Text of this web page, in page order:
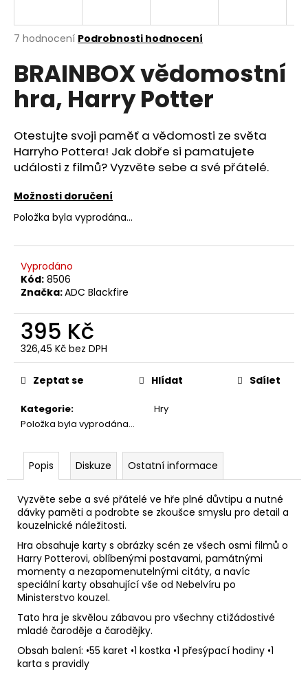
Průměrné
produktu
je
4,6
hvězdiček.
7 hodnocení Podrobnosti hodnocení
BRAINBOX vědomostní
hra, Harry Potter
Otestujte svoji paměť a vědomosti ze světa
Harryho Pottera! Jak dobře si pamatujete
události z filmů? Vyzvěte sebe a své přátelé.
Možnosti doručení
Položka byla vyprodána…
Vyprodáno
Kód: 8506
Značka:ADC Blackfire
395 Kč
326,45 Kč bez DPH
Měrná
cena:
Kategorie:
Hry
Položka byla vyprodána…
Zeptat se Hlídat Sdílet
Popis Diskuze Ostatní informace
Vyzvěte sebe a své přátelé ve hře plné důvtipu a nutné
dávky paměti a podrobte se zkoušce smyslu pro detail a
kouzelnické náležitosti.
Hra obsahuje karty s obrázky scén ze všech osmi filmů o
Harry Potterovi, oblíbenými postavami, památnými
momenty a nezapomenutelnými citáty, a navíc
speciální karty obsahující vše od Nebelvíru po
Ministerstvo kouzel.
Tato hra je skvělou zábavou pro všechny ctižádostivé
mladé čaroděje a čarodějky.
Obsah balení: •55 karet •1 kostka •1 přesýpací hodiny •1
karta s pravidly
j
t
?
HLEDAT
D
p
o
u
č
u
e
e
NÁHRDELNÍK
ČASU,
HARRY
POTTER
Kč